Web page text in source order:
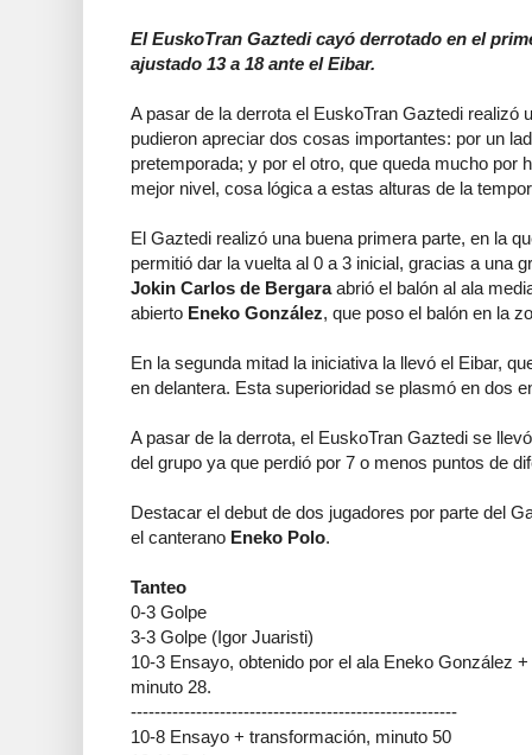
El EuskoTran Gaztedi cayó derrotado en el
ajustado 13 a 18 ante el Eibar.
A pasar de la derrota el EuskoTran Gaztedi realizó
pudieron apreciar dos cosas importantes: por un
pretemporada; y por el otro, que queda mucho por
mejor nivel, cosa lógica a estas alturas de la
El Gaztedi realizó una buena primera parte, en la
permitió dar la vuelta al 0 a 3 inicial, gracias a una
Jokin Carlos de Bergaraabrió el balón al ala
abierto Eneko González, que poso el balón en la
En la segunda mitad la iniciativa la llevó el Eibar,
en delantera. Esta superioridad se plasmó en dos
A pasar de la derrota, el EuskoTran Gaztedi se
del grupo ya que perdió por 7 o menos puntos de
Destacar el debut de dos jugadores por parte del
el canterano Eneko Polo.
Tanteo
0-3 Golpe
3-3 Golpe (Igor Juaristi)
10-3 Ensayo, obtenido por el ala Eneko González
minuto 28.
-------------------------------------------------------
10-8 Ensayo + transformación, minuto 50